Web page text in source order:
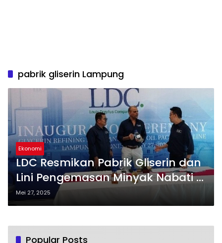
pabrik gliserin Lampung
Ekonomi
LDC Resmikan Pabrik Gliserin dan
Lini Pengemasan Minyak Nabati di
Lampung
Mei 27, 2025
Popular Posts